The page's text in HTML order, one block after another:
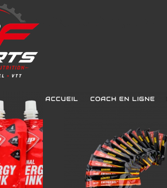
ACCUEIL COACH EN LIGNE
:GELS ÉNERGÉTIQUES